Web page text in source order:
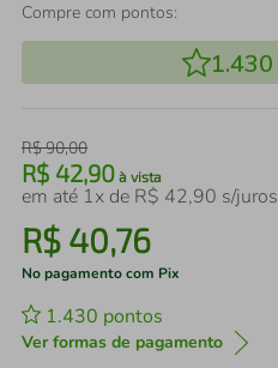
Compre com pontos:
1.430
R$90,00
R$ 42,90 à vista
em até 1x de R$ 42,90 s/juros
R$ 40,76
No pagamento com Pix
1.430 pontos
Ver formas de pagamento